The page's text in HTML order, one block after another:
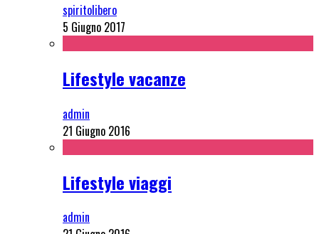
spiritolibero
5 Giugno 2017
Lifestyle vacanze
admin
21 Giugno 2016
Lifestyle viaggi
admin